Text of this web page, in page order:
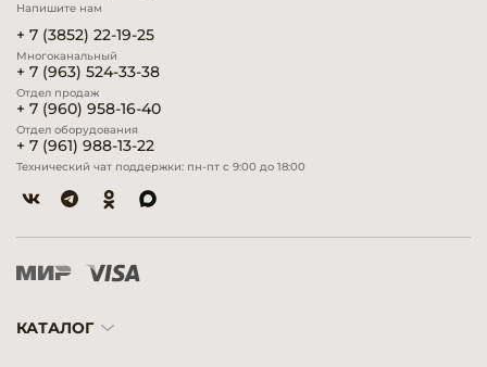
Напишите нам
+ 7 (3852) 22-19-25
Многоканальный
+ 7 (963) 524-33-38
Отдел продаж
+ 7 (960) 958-16-40
Отдел оборудования
+ 7 (961) 988-13-22
Технический чат поддержки: пн-пт с 9:00 до 18:00
КАТАЛОГ